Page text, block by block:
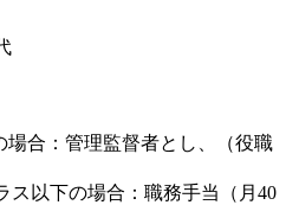
合：管理監督者とし、（役職
以下の場合：職務手当（月40